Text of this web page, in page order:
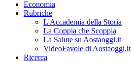
Economia
Rubriche
L'Accademia della Storia
La Coppia che Scoppia
La Salute su Aostaoggi.it
VideoFavole di Aostaoggi.it
Ricerca